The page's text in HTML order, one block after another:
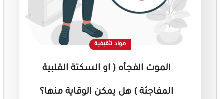
مواد تثقيفية
الموت الفجأه ( او السكتة القلبية
المفاجئة ) هل يمكن الوقاية منها؟